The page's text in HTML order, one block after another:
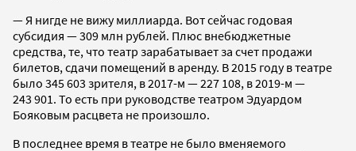
— Я нигде не вижу миллиарда. Вот сейчас годовая
субсидия — 309 млн рублей. Плюс внебюджетные
средства, те, что театр зарабатывает за счет продажи
билетов, сдачи помещений в аренду. В 2015 году в театре
было 345 603 зрителя, в 2017-м — 227 108, в 2019-м —
243 901. То есть при руководстве театром Эдуардом
Бояковым расцвета не произошло.
В последнее время в театре не было вменяемого